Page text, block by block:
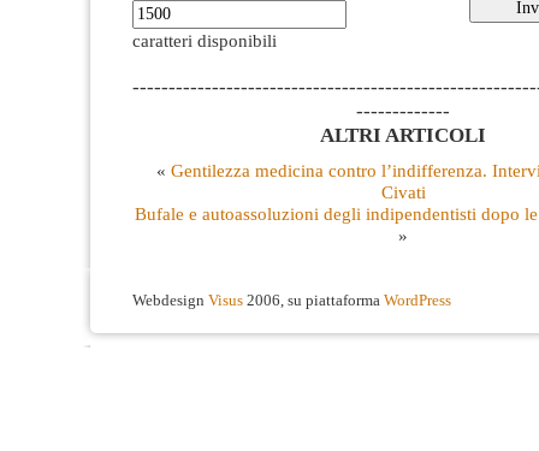
caratteri disponibili
-------------
ALTRI ARTICOLI
« Gentilezza medicina contro l’indifferenza.
Civati
Bufale e autoassoluzioni degli indipendentisti dopo
»
Webdesign Visus 2006, su piattaforma WordPress